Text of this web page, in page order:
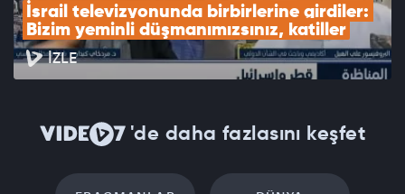
İsrail televizyonunda birbirlerine girdiler:
Bizim yeminli düşmanımızsınız, katiller
İZLE
'de daha fazlasını keşfet